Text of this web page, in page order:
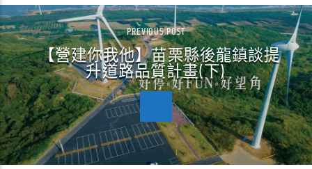
PREVIOUS POST
【營建你我他】苗栗縣後龍鎮談提
升道路品質計畫(下)